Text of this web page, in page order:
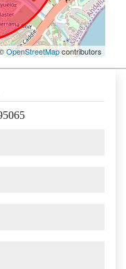
OpenStreetMapcontributors